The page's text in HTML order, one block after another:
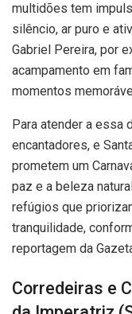
multidões tem
silêncio, ar puro e
Gabriel Pereira, por
acampamento em
momentos
Para atender a essa
encantadores, e
prometem um
paz e a beleza
refúgios que
tranquilidade,
reportagem da
Corredeiras e